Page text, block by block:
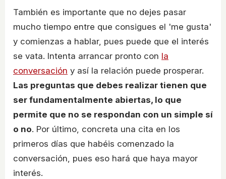
También es importante que no dejes pasar
mucho tiempo entre que consigues el 'me gusta'
y comienzas a hablar, pues puede que el interés
se vata. Intenta arrancar pronto con la
conversación y así la relación puede prosperar.
Las preguntas que debes realizar tienen que
ser fundamentalmente abiertas, lo que
permite que no se respondan con un simple sí
o no. Por último, concreta una cita en los
primeros días que habéis comenzado la
conversación, pues eso hará que haya mayor
interés.